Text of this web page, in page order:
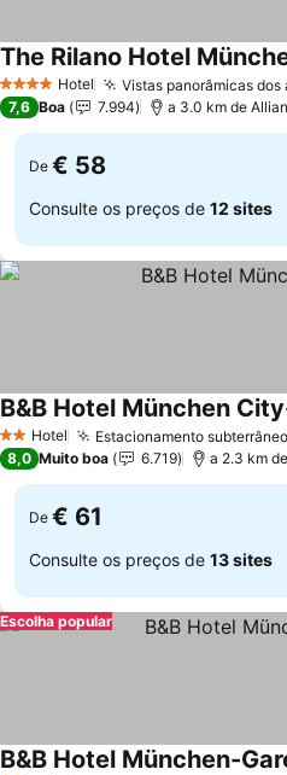
4 EstrelasHotel Vistas panorâmicas dos
7,6 Boa 7.994 a 3.0 km de
De € 58
Consulte os preços de 12 sites
2 Estrelas
Hotel Estacionamento
B&B Hotel München
8,0 Muito boa 6.719 a 2.3 km
De € 61
Consulte os preços de 13 sites
Escolha popular
B&B Hotel München-